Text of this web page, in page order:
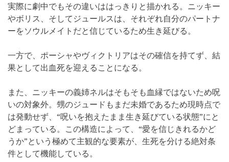
実際に劇中でもその違いははっきりと描かれる。ニッキー
やボリス、そしてジュールスは、それぞれ自分のパートナ
ーをソウルメイトだと信じているため生き延びる。
一方で、ポーシャやヴィクトリアはその確信を持てず、結
果として出血死を迎えることになる。
また、ニッキーの義姉ネルはそもそも血縁ではないため呪
いの対象外。甥のジュードもまだ未婚であるため現時点で
は発動せず、“呪いを抱えたまま生き延びている状態”にと
どまっている。この構造によって、“愛を信じきれるかど
うか”という極めて主観的な要素が、生死を分ける絶対条
件として機能している。